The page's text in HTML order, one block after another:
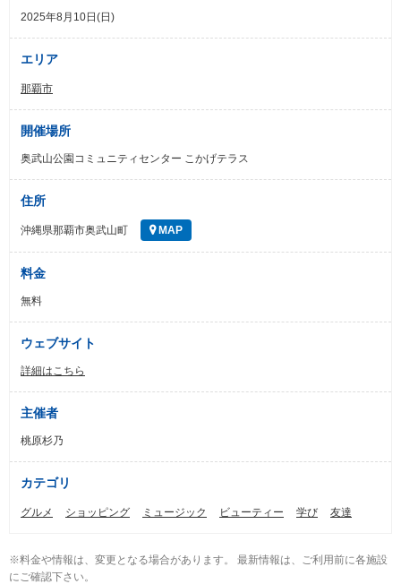
2025年8月10日(日)
エリア
那覇市
開催場所
奥武山公園コミュニティセンター こかげテラス
住所
沖縄県那覇市奥武山町 MAP
料金
無料
ウェブサイト
詳細はこちら
主催者
桃原杉乃
カテゴリ
グルメ ショッピング ミュージック ビューティー 学び 友達
※料金や情報は、変更となる場合があります。 最新情報は、ご利用前に各施設
にご確認下さい。